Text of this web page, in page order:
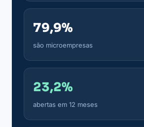
79,9%
são microempresas
23,2%
abertas em 12 meses